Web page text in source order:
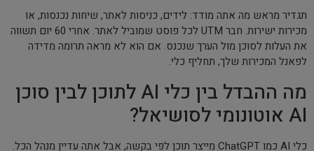
תגדיר מראש מה אתה מודד: לידים, כניסות לאתר, שיחות נכנסות, או
מכירות ישירות. חבר UTM לכל פוסט שמוביל לאתר. אחרי 60 יום תשווה
את העלות לסוכן מול הערך שנכנס. אם הוא לא מראה תרומה מדידה
לפאנל המכירות שלך, תחליף כלי.
מה ההבדל בין כלי AI לתוכן לבין סוכן
AI אוטונומי לסושיאל?
כלי AI כמו ChatGPT מייצר תוכן לפי בקשה, אבל אתה עדיין מנהל הכל.